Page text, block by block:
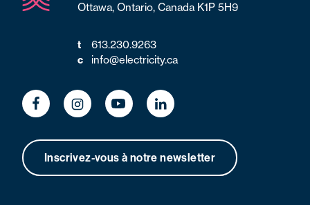
Ottawa, Ontario, Canada K1P 5H9
t
613.230.9263
c
info@electricity.ca
Inscrivez-vous à notre newsletter